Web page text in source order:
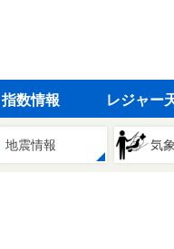
指数情報 レジャー
地震情報 気